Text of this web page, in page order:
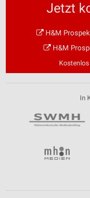
Jetzt
H&M
H&M
In